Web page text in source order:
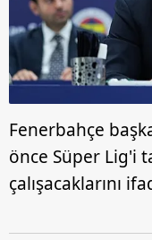
Fenerbahçe
önce Süper Lig'i
çalışacaklarını